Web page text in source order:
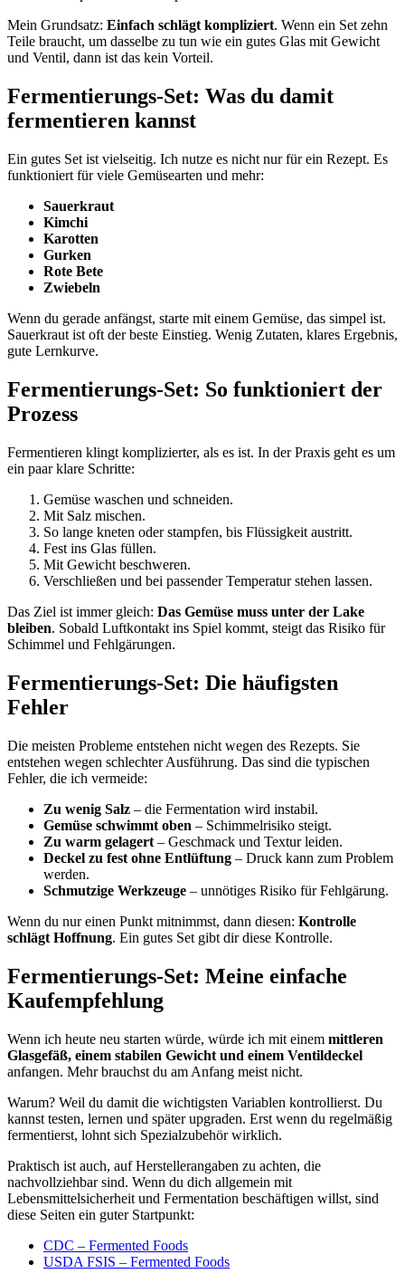
Mein Grundsatz: Einfach schlägt kompliziert. Wenn ein Set zehn
Teile braucht, um dasselbe zu tun wie ein gutes Glas mit Gewicht
und Ventil, dann ist das kein Vorteil.
Fermentierungs-Set: Was du damit
fermentieren kannst
Ein gutes Set ist vielseitig. Ich nutze es nicht nur für ein Rezept. Es
funktioniert für viele Gemüsearten und mehr:
Sauerkraut
Kimchi
Karotten
Gurken
Rote Bete
Zwiebeln
Wenn du gerade anfängst, starte mit einem Gemüse, das simpel ist.
Sauerkraut ist oft der beste Einstieg. Wenig Zutaten, klares Ergebnis,
gute Lernkurve.
Fermentierungs-Set: So funktioniert der
Prozess
Fermentieren klingt komplizierter, als es ist. In der Praxis geht es um
ein paar klare Schritte:
Gemüse waschen und schneiden.
Mit Salz mischen.
So lange kneten oder stampfen, bis Flüssigkeit austritt.
Fest ins Glas füllen.
Mit Gewicht beschweren.
Verschließen und bei passender Temperatur stehen lassen.
Das Ziel ist immer gleich: Das Gemüse muss unter der Lake
bleiben. Sobald Luftkontakt ins Spiel kommt, steigt das Risiko für
Schimmel und Fehlgärungen.
Fermentierungs-Set: Die häufigsten
Fehler
Die meisten Probleme entstehen nicht wegen des Rezepts. Sie
entstehen wegen schlechter Ausführung. Das sind die typischen
Fehler, die ich vermeide:
Zu wenig Salz – die Fermentation wird instabil.
Gemüse schwimmt oben – Schimmelrisiko steigt.
Zu warm gelagert – Geschmack und Textur leiden.
Deckel zu fest ohne Entlüftung – Druck kann zum Problem
werden.
Schmutzige Werkzeuge – unnötiges Risiko für Fehlgärung.
Wenn du nur einen Punkt mitnimmst, dann diesen: Kontrolle
schlägt Hoffnung. Ein gutes Set gibt dir diese Kontrolle.
Fermentierungs-Set: Meine einfache
Kaufempfehlung
Wenn ich heute neu starten würde, würde ich mit einem mittleren
Glasgefäß, einem stabilen Gewicht und einem Ventildeckel
anfangen. Mehr brauchst du am Anfang meist nicht.
Warum? Weil du damit die wichtigsten Variablen kontrollierst. Du
kannst testen, lernen und später upgraden. Erst wenn du regelmäßig
fermentierst, lohnt sich Spezialzubehör wirklich.
Praktisch ist auch, auf Herstellerangaben zu achten, die
nachvollziehbar sind. Wenn du dich allgemein mit
Lebensmittelsicherheit und Fermentation beschäftigen willst, sind
diese Seiten ein guter Startpunkt:
CDC – Fermented Foods
USDA FSIS – Fermented Foods